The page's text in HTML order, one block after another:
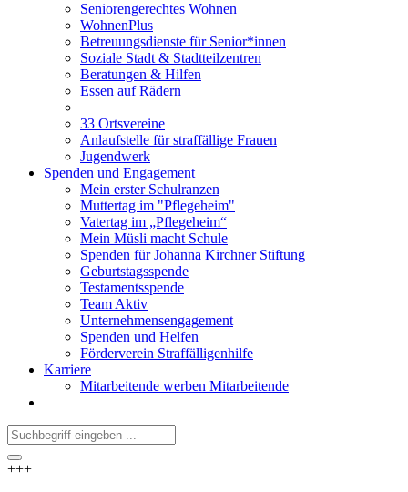
Seniorengerechtes Wohnen
WohnenPlus
Betreuungsdienste für Senior*innen
Soziale Stadt & Stadtteilzentren
Beratungen & Hilfen
Essen auf Rädern
33 Ortsvereine
Anlaufstelle für straffällige Frauen
Jugendwerk
Spenden und Engagement
Mein erster Schulranzen
Muttertag im "Pflegeheim"
Vatertag im „Pflegeheim“
Mein Müsli macht Schule
Spenden für Johanna Kirchner Stiftung
Geburtstagsspende
Testamentsspende
Team Aktiv
Unternehmensengagement
Spenden und Helfen
Förderverein Straffälligenhilfe
Karriere
Mitarbeitende werben Mitarbeitende
+++